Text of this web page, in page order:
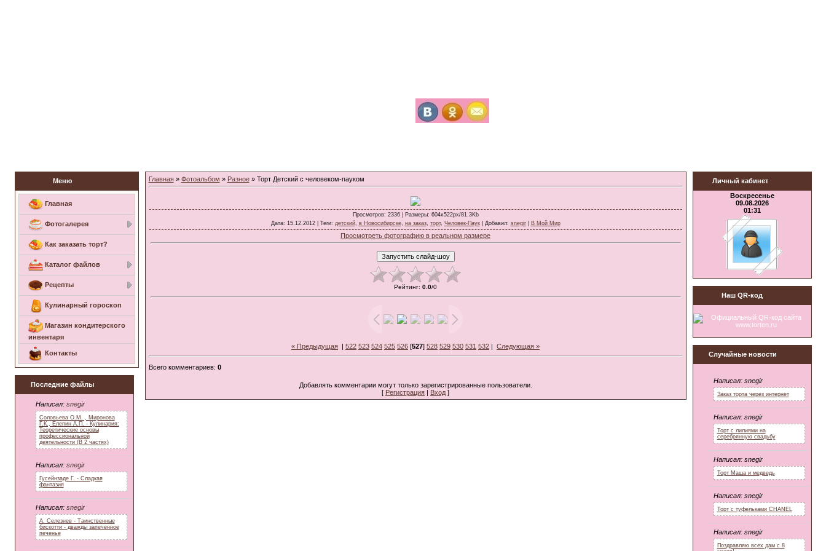
Меню
Главная
Фотогалерея
Как заказать торт?
Каталог файлов
Рецепты
Кулинарный гороскоп
Магазин кондитерского
инвентаря
Контакты
Последние файлы
Написал: snegir
Соловьева О.М. , Миронова
Г.К., Елепин А.П. - Кулинария:
Теоретические основы
профессиональной
деятельности (В 2 частях)
Написал: snegir
Гусейнзаде Г. - Сладкая
фантазия
Написал: snegir
А. Селезнев - Таинственные
бискотти - дважды запеченное
печенье
Главная» Фотоальбом » Разное» Торт Детский с человеком-пауком
Просмотров: 2336 | Размеры: 604x522px/81.3Kb
Дата: 15.12.2012 | Теги: детский, в Новосибирске, на заказ, торт, Человек-Паук| Добавил: snegir| В Мой Мир
Просмотреть фотографию в реальном размере
Рейтинг: 0.0/0
« Предыдущая | 522 523 524 525 526 [527] 528 529 530 531 532 | Следующая »
Всего комментариев: 0
Добавлять комментарии могут только зарегистрированные пользователи.
[ Регистрация Вход ]
Личный кабинет
Воскресенье
09.08.2026
01:31
Наш QR-код
Случайные новости
Написал: snegir
Заказ торта через интернет
Написал: snegir
Торт с лилиями на
серебрянную свадьбу
Написал: snegir
Торт Маша и медведь
Написал: snegir
Торт с туфельками CHANEL
Написал: snegir
Поздравляю всех дам с 8